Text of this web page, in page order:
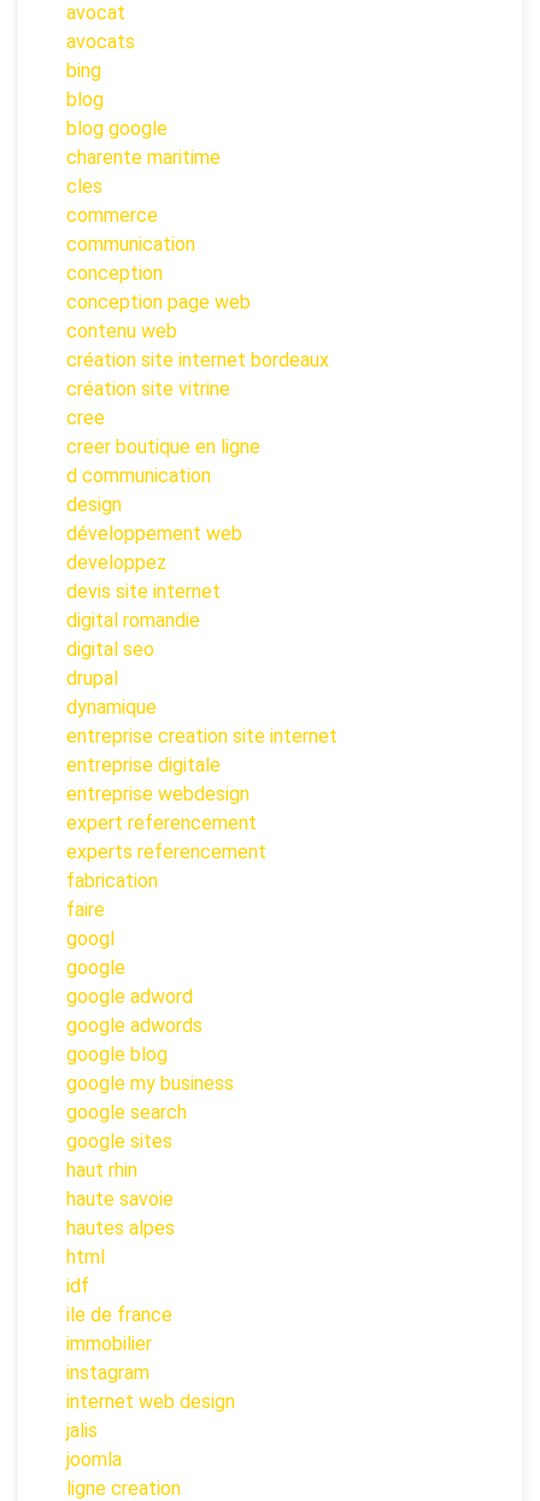
avocat
avocats
bing
blog
blog google
charente maritime
cles
commerce
communication
conception
conception page web
contenu web
création site internet bordeaux
création site vitrine
cree
creer boutique en ligne
d communication
design
développement web
developpez
devis site internet
digital romandie
digital seo
drupal
dynamique
entreprise creation site internet
entreprise digitale
entreprise webdesign
expert referencement
experts referencement
fabrication
faire
googl
google
google adword
google adwords
google blog
google my business
google search
google sites
haut rhin
haute savoie
hautes alpes
html
idf
ile de france
immobilier
instagram
internet web design
jalis
joomla
ligne creation